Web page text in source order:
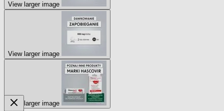
View larger image
View larger image
View larger image